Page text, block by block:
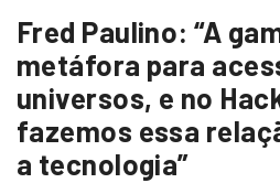
Fred Paulino: “A
metáfora para
universos, e no
fazemos essa
a tecnologia”